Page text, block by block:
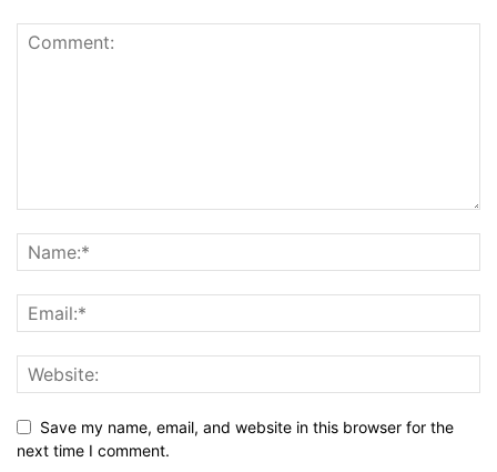
Save my name, email, and website in this browser for the
next time I comment.